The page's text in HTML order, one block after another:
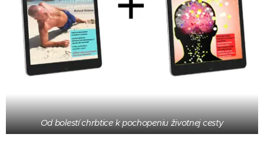
Od bolestí chrbtice k pochopeniu životnej cesty